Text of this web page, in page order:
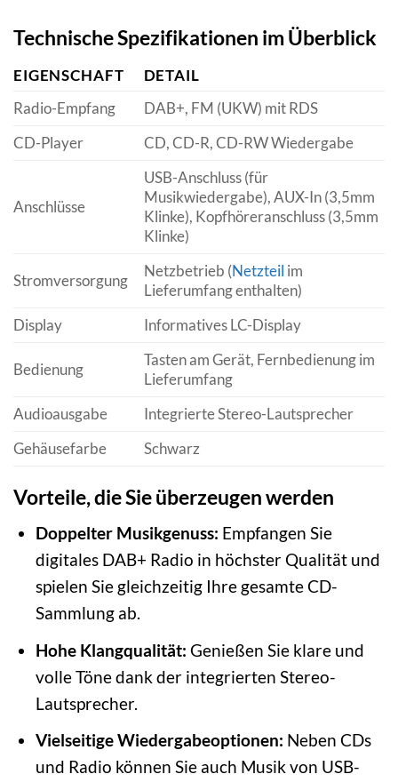
Technische Spezifikationen im Überblick
EIGENSCHAFT
DETAIL
Radio-Empfang
DAB+, FM (UKW) mit RDS
CD-Player
CD, CD-R, CD-RW Wiedergabe
Anschlüsse
USB-Anschluss (für
Musikwiedergabe), AUX-In (3,5mm
Klinke), Kopfhöreranschluss (3,5mm
Klinke)
Stromversorgung
Netzbetrieb (Netzteil im
Lieferumfang enthalten)
Display
Informatives LC-Display
Bedienung
Tasten am Gerät, Fernbedienung im
Lieferumfang
Audioausgabe
Integrierte Stereo-Lautsprecher
Gehäusefarbe
Schwarz
Vorteile, die Sie überzeugen werden
Doppelter Musikgenuss: Empfangen Sie
digitales DAB+ Radio in höchster Qualität und
spielen Sie gleichzeitig Ihre gesamte CD-
Sammlung ab.
Hohe Klangqualität: Genießen Sie klare und
volle Töne dank der integrierten Stereo-
Lautsprecher.
Vielseitige Wiedergabeoptionen: Neben CDs
und Radio können Sie auch Musik von USB-